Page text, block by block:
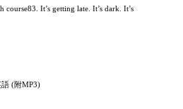
course83. It’s getting late. It’s dark. It’s
(附MP3)